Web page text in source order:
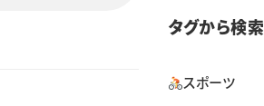
タグから検索
スポーツ